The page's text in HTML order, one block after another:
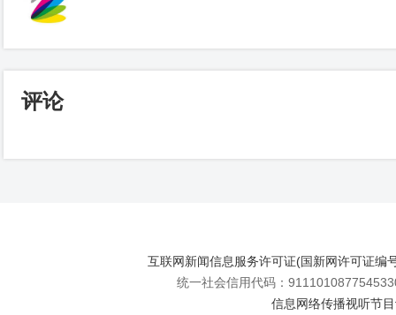
评论
互联网新闻信息服务许可证(国新网许可证编
统一社会信用代码：
信息网络传播视听节